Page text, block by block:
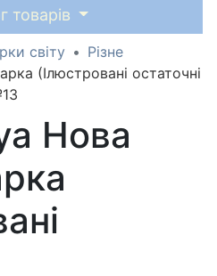
товарів
світу
Різне
(Ілюстровані остаточні
Нова